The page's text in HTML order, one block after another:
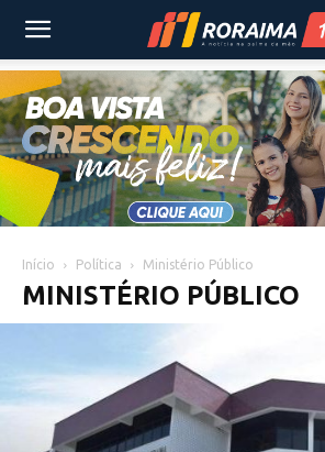
Início Política Ministério Público
MINISTÉRIO PÚBLICO